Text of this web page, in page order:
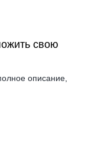
свою
описание,